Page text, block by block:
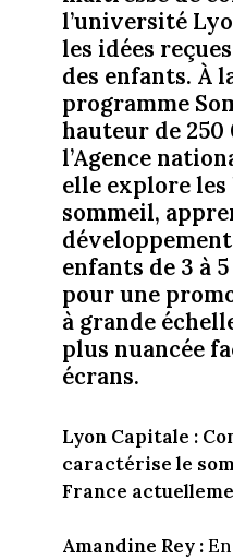
l’université
les idées
des enfants. À
programme
hauteur de
l’Agence
elle explore
sommeil,
enfants de 3 à
pour une
à grande
plus nuancée
écrans.
Lyon Capitale :
caractérise le
France
Amandine Rey :En